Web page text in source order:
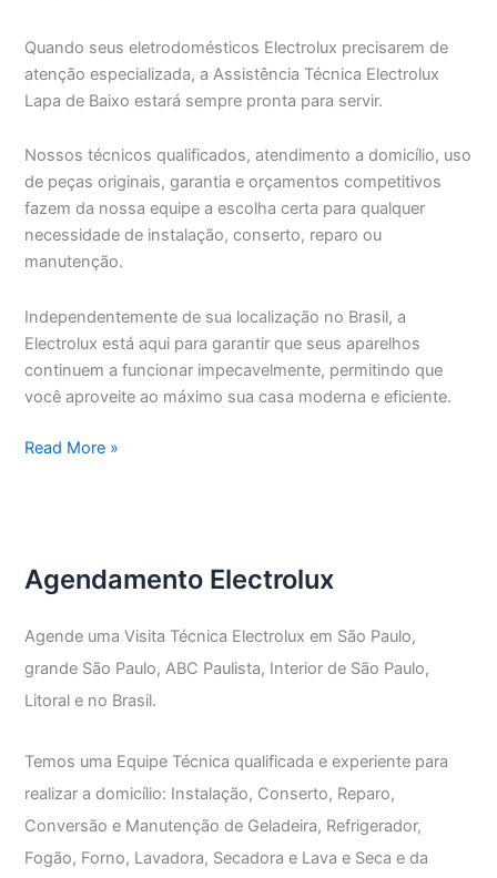
Quando seus eletrodomésticos Electrolux precisarem de
atenção especializada, a Assistência Técnica Electrolux
Lapa de Baixo estará sempre pronta para servir.
Nossos técnicos qualificados, atendimento a domicílio, uso
de peças originais, garantia e orçamentos competitivos
fazem da nossa equipe a escolha certa para qualquer
necessidade de instalação, conserto, reparo ou
manutenção.
Independentemente de sua localização no Brasil, a
Electrolux está aqui para garantir que seus aparelhos
continuem a funcionar impecavelmente, permitindo que
você aproveite ao máximo sua casa moderna e eficiente.
Assistência
Baixo
Read More »
Agendamento Electrolux
Agende uma Visita Técnica Electrolux em São Paulo,
grande São Paulo, ABC Paulista, Interior de São Paulo,
Litoral e no Brasil.
Temos uma Equipe Técnica qualificada e experiente para
realizar a domicílio: Instalação, Conserto, Reparo,
Conversão e Manutenção de Geladeira, Refrigerador,
Fogão, Forno, Lavadora, Secadora e Lava e Seca e da